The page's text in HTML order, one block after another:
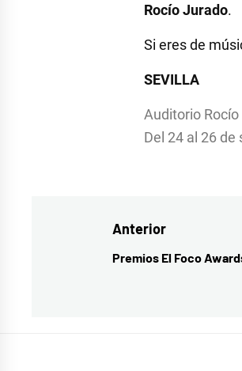
Rocío Jurado.
Si eres de
SEVILLA
Auditorio
Del 24 al 26
Cabaret
Festival
Navegación
de
Anterior
Entrada
Premios El Foco